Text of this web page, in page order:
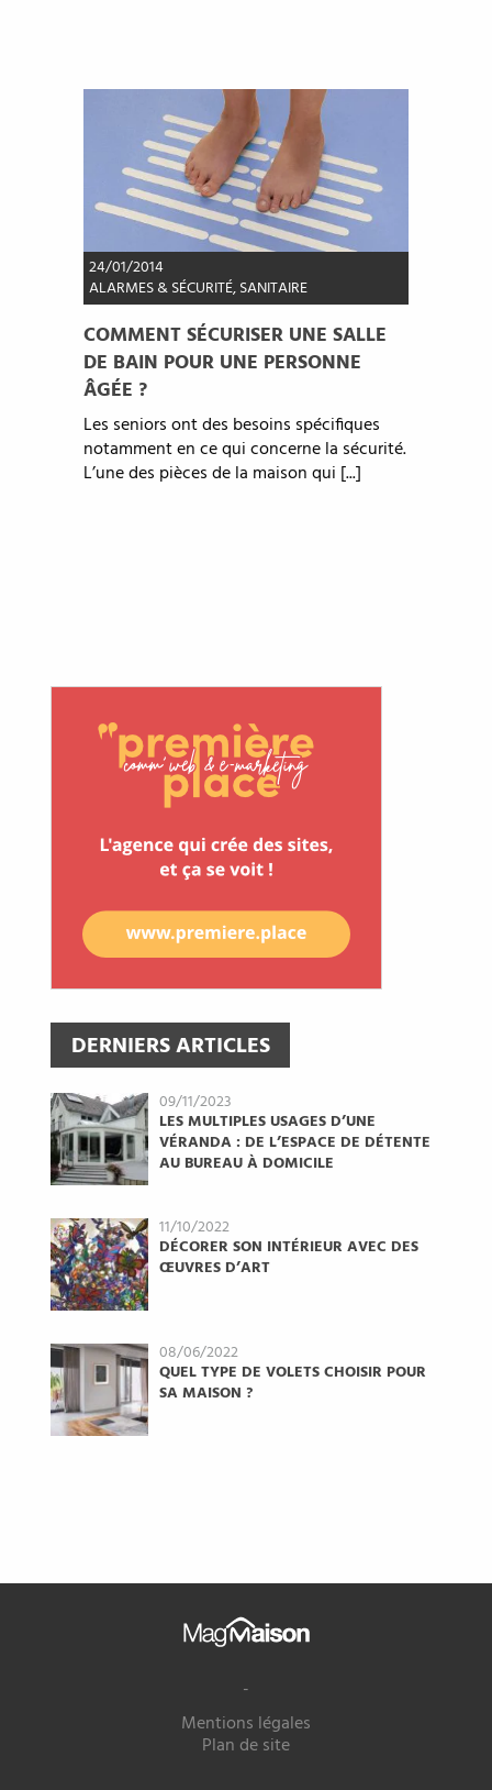
24/01/2014
ALARMES & SÉCURITÉ,SANITAIRE
COMMENT SÉCURISER UNE SALLE
DE BAIN POUR UNE PERSONNE
ÂGÉE ?
Les seniors ont des besoins spécifiques
notamment en ce qui concerne la sécurité.
L’une des pièces de la maison qui [...]
DERNIERS ARTICLES
09/11/2023
LES MULTIPLES USAGES D’UNE
VÉRANDA : DE L’ESPACE DE DÉTENTE
AU BUREAU À DOMICILE
11/10/2022
DÉCORER SON INTÉRIEUR AVEC DES
ŒUVRES D’ART
08/06/2022
QUEL TYPE DE VOLETS CHOISIR POUR
SA MAISON ?
Mag
Maison
-
Mentions légales
Plan de site